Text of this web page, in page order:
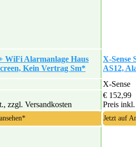
WiFi Alarmanlage Haus
Kein Vertrag Sm*
X-Sense
AS12,
X-Sense
zzgl. Versandkosten
€ 152,99
Preis
Jetzt auf